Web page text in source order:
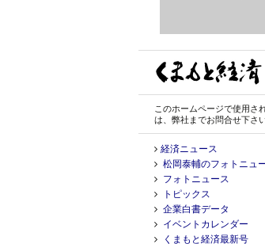
このホームページで使用さ
は、弊社までお問合せ下さい
経済ニュース
松岡泰輔のフォトニュ
フォトニュース
トピックス
企業白書データ
イベントカレンダー
くまもと経済最新号